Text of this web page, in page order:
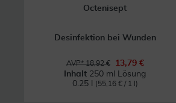
Octenisept
Desinfektion bei Wunden
AVP* 18,92 €
13,79 €
Inhalt 250 ml Lösung
0.25 l
(55,16 € / 1 l)